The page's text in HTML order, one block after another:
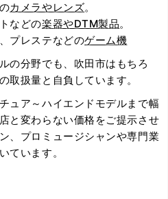
カメラやレンズ。
などの楽器やDTM製品。
プレステなどのゲーム機
の分野でも、吹田市はもちろ
取扱量と自負しています。
ュア～ハイエンドモデルまで幅
と変わらない価格をご提示させ
、プロミュージシャンや専門業
ています。